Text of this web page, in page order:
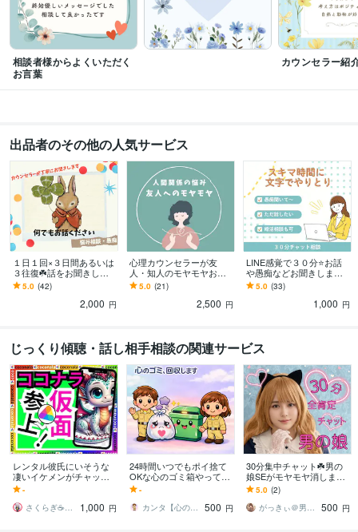
その他ツール
対人関係の悩み相談・愚痴聞き・恋愛婚活アドバイス:36年
保護動物と暮らす＆犬猫の命を救うための支援:33年
ブログ執筆（ココナラWordPressアメブロ他）:18年
可能性
結婚生活
婚活の悩み 婚活相談
悩み相談・カウンセリング ★友人・対人関係の悩み　職場の人間関係 ★
自己肯定感・生き辛さ・自分らしく生きる
★仕事の悩み・やりたいことが
わからない
自己肯定感 メンタルブロック 自信がない 毒親育ち
仕事の悩み
人間関係の悩み
友人の悩み 自分らしさ
思い込みを手放す方法
自分を好きになりたい
相談者様からよくいただく
お言葉
カウンセラー紹
出品者のその他の人気サービス
１日１回×３日間あるいは
３往復☘️話をお聞きしま
す 愚痴聞き・不安な気持
ち・ペットロス・誰にも
言えない出来事など
5.0 (42)
2,000 円
心理カウンセラーが友
人・知人のモヤモヤお聞
きします ☘️ママ友・長年
の友人・同僚・推し仲間
など人間関係の悩み相談
5.0 (21)
2,500 円
LINE感覚で３０分⭐️お話
や愚痴などお聞きします
⭐️お悩み・雑談・推しの
話・ちょっとした恋愛婚
5.0 (33)
1,000 円
じっくり傾聴・話し相手相談の関連サービス
レンタル彼氏にいそうな
凄いイケメンがチャット
します 何でも歓迎★悩み/
愚痴/相談/恋愛相談/応援し
て/誉めて等
-
さくらぎ☕りょう⛎癒やし電話相談サロン
1,000 円
24時間いつでもポイ捨て
OKな心のゴミ箱やってま
す 否定一切なし！愚痴・
モヤモヤをここに捨てて
いきませんか？
-
カンタ【心のお悩み管理人・占い師】
500 円
30分集中チャット☘️男の
娘SEがモヤモヤ消します
30分で心スッキリ☘️男の
娘SEが貴方の味方になり
ます
5.0 (2)
がっきぃ＠男の娘の聞き役
500 円